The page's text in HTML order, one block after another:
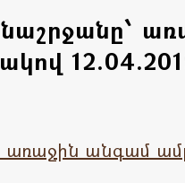
առաջին անգամ